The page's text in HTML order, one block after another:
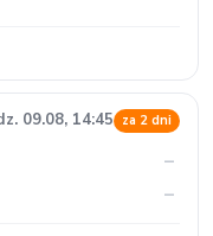
09.08, 14:45 za 2 dni
–
–